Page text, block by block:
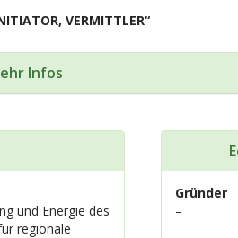
VERMITTLER“
Infos
und Energie des
regionale
Gründer
–